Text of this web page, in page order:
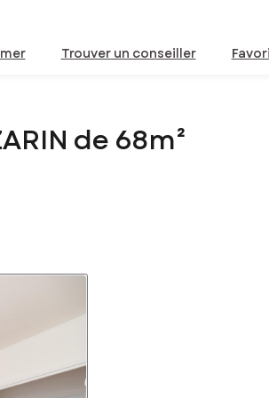
Trouver un conseiller
de 68m²